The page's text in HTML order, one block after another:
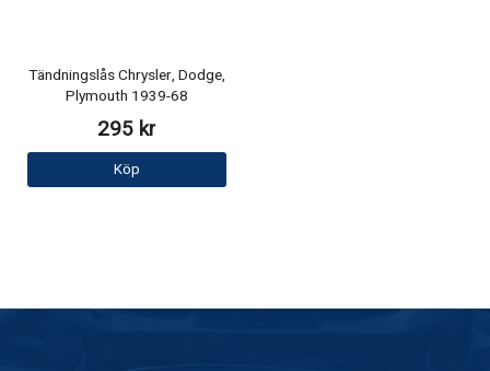
Tändningslås Chrysler, Dodge,
Plymouth 1939-68
295 kr
Köp